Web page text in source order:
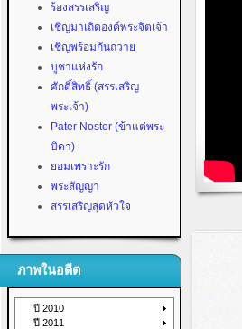
ร้องสรรเสริญ
เชิญมาเถิดองค์พระจิตเจ้า
เชิญพร้อมกันถวาย
บูชาแห่งรัก
ศักดิ์สิทธิ์ (สรรเสริญ
พระเจ้า)
Pater Noster (ข้าแต่พระ
บิดา)
ยอมเพราะรัก
พระสัญญา
สรรเสริญสุดหัวใจ
ภาพในอดีต
ปี 2010
ปี 2011